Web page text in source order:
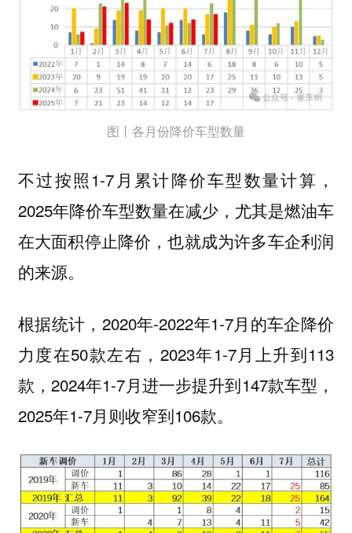
图丨各月份降价车型数量
不过按照1-7月累计降价车型数量计算，
2025年降价车型数量在减少，尤其是燃油车
在大面积停止降价，也就成为许多车企利润
的来源。
根据统计，2020年-2022年1-7月的车企降价
力度在50款左右，2023年1-7月上升到113
款，2024年1-7月进一步提升到147款车型，
2025年1-7月则收窄到106款。